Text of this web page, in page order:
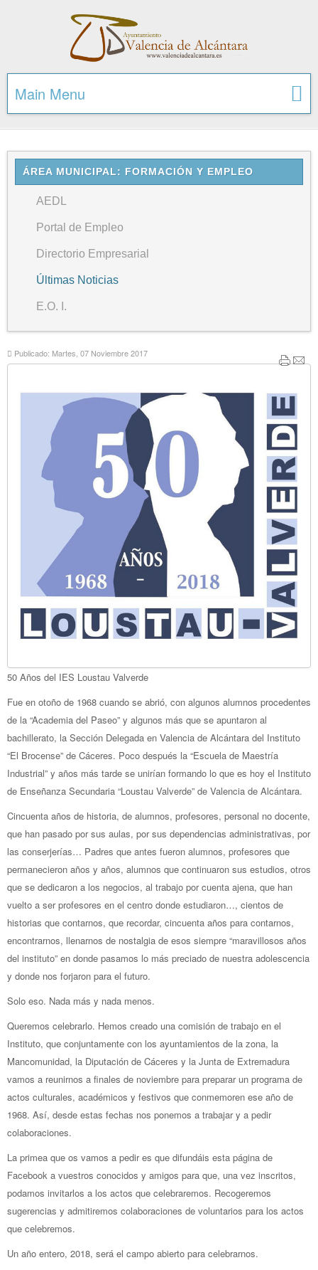
Main Menu
ÁREA MUNICIPAL: FORMACIÓN Y EMPLEO
AEDL
Portal de Empleo
Directorio Empresarial
Últimas Noticias
E.O. I.
Publicado: Martes, 07 Noviembre 2017
50 Años del IES Loustau Valverde
Fue en otoño de 1968 cuando se abrió, con algunos alumnos procedentes
de la “Academia del Paseo” y algunos más que se apuntaron al
bachillerato, la Sección Delegada en Valencia de Alcántara del Instituto
“El Brocense” de Cáceres. Poco después la “Escuela de Maestría
Industrial” y años más tarde se unirían formando lo que es hoy el Instituto
de Enseñanza Secundaria “Loustau Valverde” de Valencia de Alcántara.
Cincuenta años de historia, de alumnos, profesores, personal no docente,
que han pasado por sus aulas, por sus dependencias administrativas, por
las conserjerías… Padres que antes fueron alumnos, profesores que
permanecieron años y años, alumnos que continuaron sus estudios, otros
que se dedicaron a los negocios, al trabajo por cuenta ajena, que han
vuelto a ser profesores en el centro donde estudiaron…, cientos de
historias que contarnos, que recordar, cincuenta años para contarnos,
encontrarnos, llenarnos de nostalgia de esos siempre “maravillosos años
del instituto” en donde pasamos lo más preciado de nuestra adolescencia
y donde nos forjaron para el futuro.
Solo eso. Nada más y nada menos.
Queremos celebrarlo. Hemos creado una comisión de trabajo en el
Instituto, que conjuntamente con los ayuntamientos de la zona, la
Mancomunidad, la Diputación de Cáceres y la Junta de Extremadura
vamos a reunirnos a finales de noviembre para preparar un programa de
actos culturales, académicos y festivos que conmemoren ese año de
1968. Así, desde estas fechas nos ponemos a trabajar y a pedir
colaboraciones.
La primea que os vamos a pedir es que difundáis esta página de
Facebook a vuestros conocidos y amigos para que, una vez inscritos,
podamos invitarlos a los actos que celebraremos. Recogeremos
sugerencias y admitiremos colaboraciones de voluntarios para los actos
que celebremos.
Un año entero, 2018, será el campo abierto para celebrarnos.